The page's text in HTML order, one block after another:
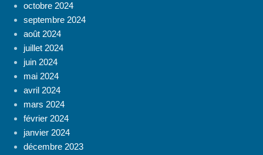
octobre 2024
septembre 2024
août 2024
juillet 2024
juin 2024
mai 2024
avril 2024
mars 2024
février 2024
janvier 2024
décembre 2023